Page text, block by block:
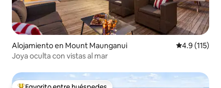
Alojamiento en Mount Maunganui Calificación
4.9 (115)
Joya oculta con vistas al mar